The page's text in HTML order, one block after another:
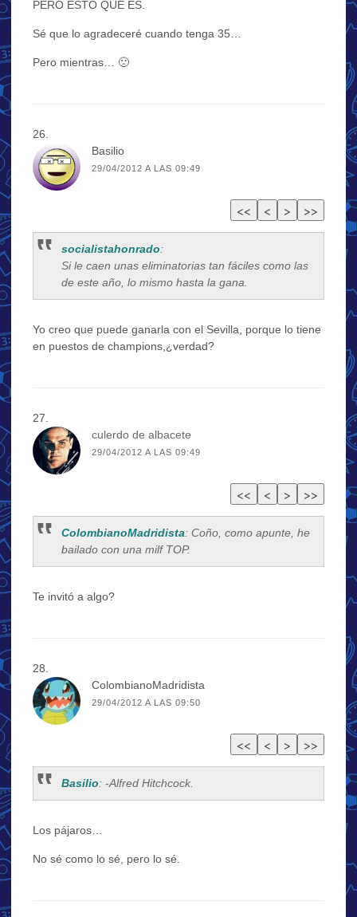
PERO ESTO QUÉ ES.
Sé que lo agradeceré cuando tenga 35…
Pero mientras… 🙁
Basilio
29/04/2012 A LAS 09:49
socialistahonrado:
Si le caen unas eliminatorias tan fáciles como las
de este año, lo mismo hasta la gana.
Yo creo que puede ganarla con el Sevilla, porque lo tiene
en puestos de champions,¿verdad?
culerdo de albacete
29/04/2012 A LAS 09:49
ColombianoMadridista: Coño, como apunte, he
bailado con una milf TOP.
Te invitó a algo?
ColombianoMadridista
29/04/2012 A LAS 09:50
Basilio: -Alfred Hitchcock.
Los pájaros…
No sé como lo sé, pero lo sé.